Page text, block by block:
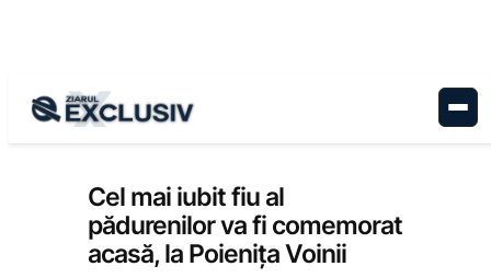
Cultură, Stiri la zi
Cel mai iubit fiu al
pădurenilor va fi comemorat
acasă, la Poienița Voinii